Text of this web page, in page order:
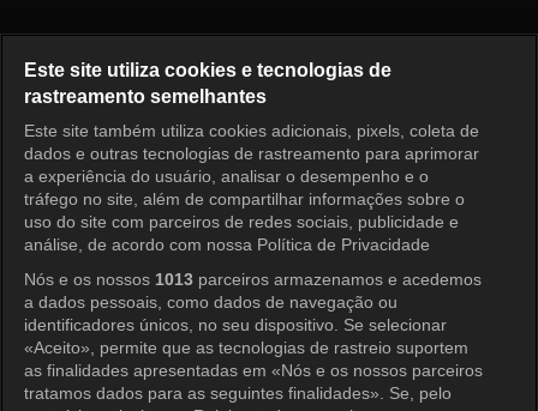
Entrar
Este site utiliza cookies e tecnologias de
rastreamento semelhantes
Este site também utiliza cookies adicionais, pixels, coleta de
dados e outras tecnologias de rastreamento para aprimorar
a experiência do usuário, analisar o desempenho e o
tráfego no site, além de compartilhar informações sobre o
uso do site com parceiros de redes sociais, publicidade e
análise, de acordo com nossa Política de Privacidade
Nós e os nossos 1013 parceiros armazenamos e acedemos
a dados pessoais, como dados de navegação ou
identificadores únicos, no seu dispositivo. Se selecionar
«Aceito», permite que as tecnologias de rastreio suportem
as finalidades apresentadas em «Nós e os nossos parceiros
tratamos dados para as seguintes finalidades». Se, pelo